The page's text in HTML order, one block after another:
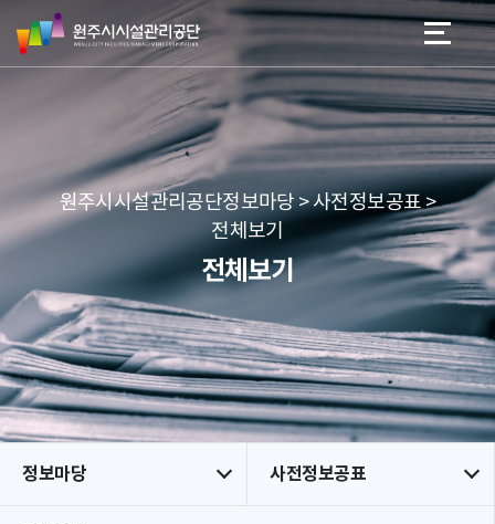
네
본문 바로가기
메뉴 바로가기
원
주
시
리
공
단
원주시시설관리공단정보마당 > 사전정보공표 >
전체보기
전체보기
정보마당 사전정보공표